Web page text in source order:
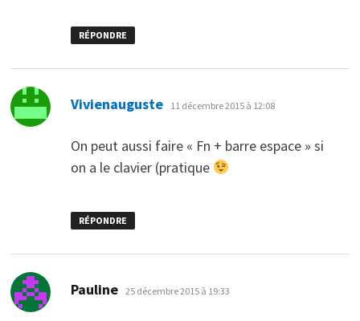
RÉPONDRE
Vivienauguste dit :
11 décembre 2015 à 12:08
On peut aussi faire « Fn + barre espace » si
on a le clavier (pratique
RÉPONDRE
Pauline dit :
25 décembre 2015 à 19:33